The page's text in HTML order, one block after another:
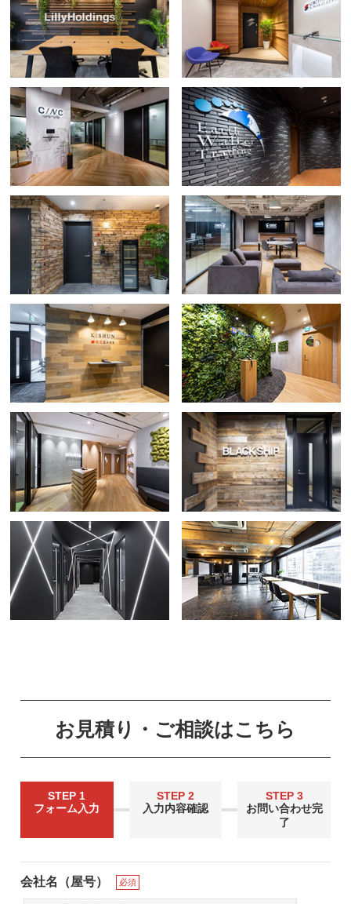
お見積り・ご相談はこちら
STEP 1
フォーム入力
STEP 2
入力内容確認
STEP 3
お問い合わせ完
了
会社名（屋号） 必須